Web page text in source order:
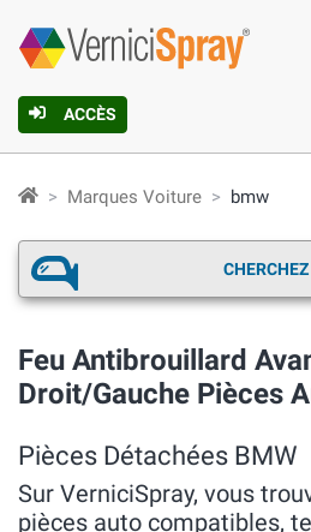
ACCÈS
Marques Voiture bmw
Feu Antibrouillard
Droit/Gauche Pièces
Pièces Détachées BMW
Sur VerniciSpray, vous
pièces auto compatibles,